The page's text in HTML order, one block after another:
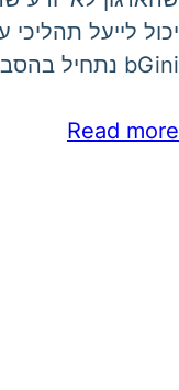
יכול לייעל
bGini נתחיל בהסבר למה שאולי אתם לא יודעים שאתם כלל לא…
Read more